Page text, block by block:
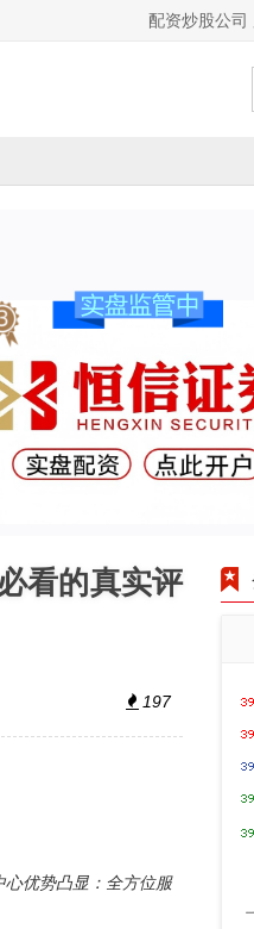
配资炒股公司
看的真实评
197
优势凸显：全方位服